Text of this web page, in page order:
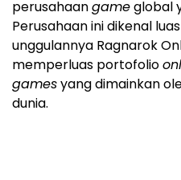
perusahaangameglobal
Perusahaan ini dikenal
unggulannya Ragnarok
memperluas portofolio
gamesyang dimainkan
dunia.